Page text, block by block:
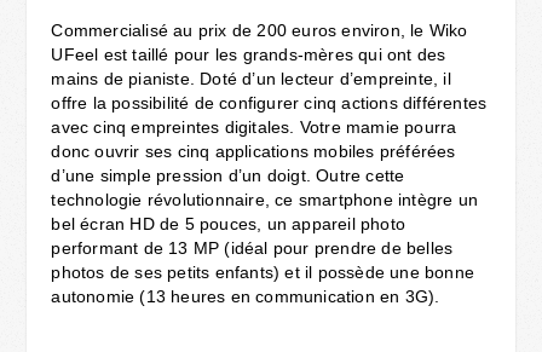
Commercialisé au prix de 200 euros environ, le Wiko
UFeel est taillé pour les grands-mères qui ont des
mains de pianiste. Doté d’un lecteur d’empreinte, il
offre la possibilité de configurer cinq actions différentes
avec cinq empreintes digitales. Votre mamie pourra
donc ouvrir ses cinq applications mobiles préférées
d’une simple pression d’un doigt. Outre cette
technologie révolutionnaire, ce smartphone intègre un
bel écran HD de 5 pouces, un appareil photo
performant de 13 MP (idéal pour prendre de belles
photos de ses petits enfants) et il possède une bonne
autonomie (13 heures en communication en 3G).